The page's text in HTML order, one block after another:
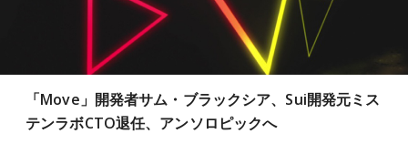
「Move」開発者サム・ブラックシア、Sui開発元ミス
テンラボCTO退任、アンソロピックへ